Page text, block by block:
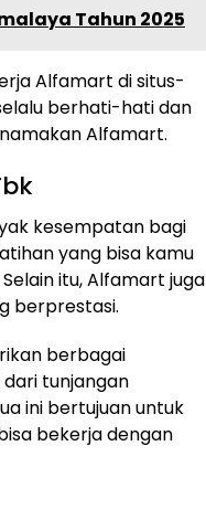
Tahun 2025
Alfamart di situs-
berhati-hati dan
Alfamart.
kesempatan bagi
yang bisa kamu
itu, Alfamart juga
berprestasi.
berbagai
tunjangan
ini bertujuan untuk
bekerja dengan